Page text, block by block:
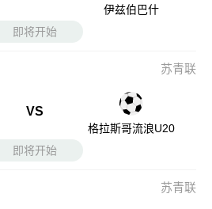
伊兹伯巴什
即将开始
苏青联
VS
格拉斯哥流浪U20
即将开始
苏青联